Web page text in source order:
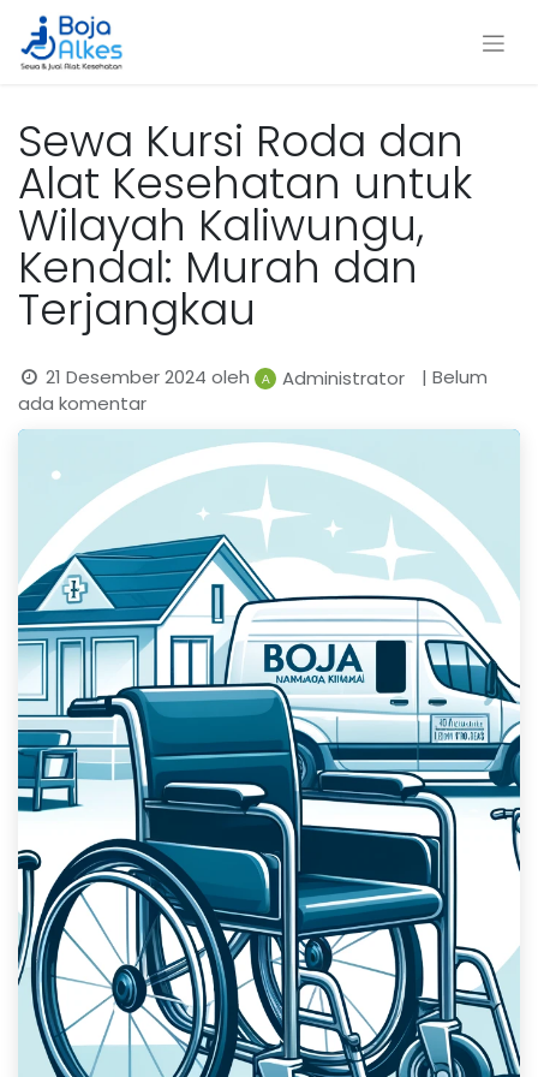
Sewa Kursi Roda dan
Alat Kesehatan untuk
Wilayah Kaliwungu,
Kendal: Murah dan
Terjangkau
21 Desember 2024 oleh Administrator
| Belum
ada komentar